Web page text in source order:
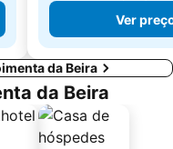
Ver
da Beira
da Beira